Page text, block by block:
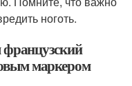
ноготь.
маркером